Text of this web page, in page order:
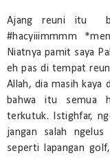
Ajang reuni itu
#hacyiiimmmm
Niatnya pamit saya
eh pas di tempat
Allah, dia masih kaya
bahwa itu semua
terkutuk. Istighfar,
jangan salah
seperti lapangan